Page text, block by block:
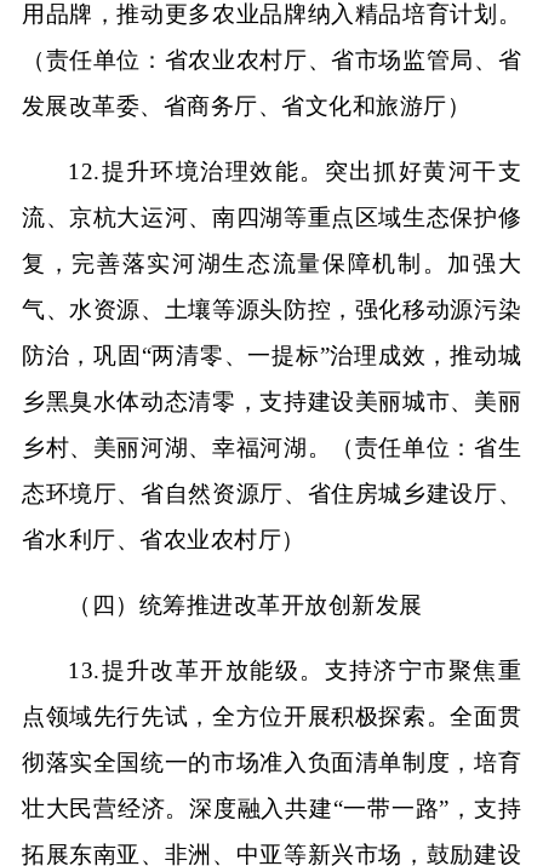
用品牌，推动更多农业品牌纳入精品培育计划。
（责任单位：省农业农村厅、省市场监管局、省
发展改革委、省商务厅、省文化和旅游厅）
12.提升环境治理效能。突出抓好黄河干支
流、京杭大运河、南四湖等重点区域生态保护修
复，完善落实河湖生态流量保障机制。加强大
气、水资源、土壤等源头防控，强化移动源污染
防治，巩固“两清零、一提标”治理成效，推动城
乡黑臭水体动态清零，支持建设美丽城市、美丽
乡村、美丽河湖、幸福河湖。（责任单位：省生
态环境厅、省自然资源厅、省住房城乡建设厅、
省水利厅、省农业农村厅）
（四）统筹推进改革开放创新发展
13.提升改革开放能级。支持济宁市聚焦重
点领域先行先试，全方位开展积极探索。全面贯
彻落实全国统一的市场准入负面清单制度，培育
壮大民营经济。深度融入共建“一带一路”，支持
拓展东南亚、非洲、中亚等新兴市场，鼓励建设